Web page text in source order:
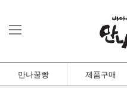
만나꿀빵 제품구매